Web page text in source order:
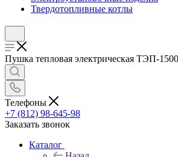
Твердотопливные котлы
Пушка тепловая электрическая ТЭП-
Телефоны
+7 (812) 98-645-98
Заказать звонок
Каталог